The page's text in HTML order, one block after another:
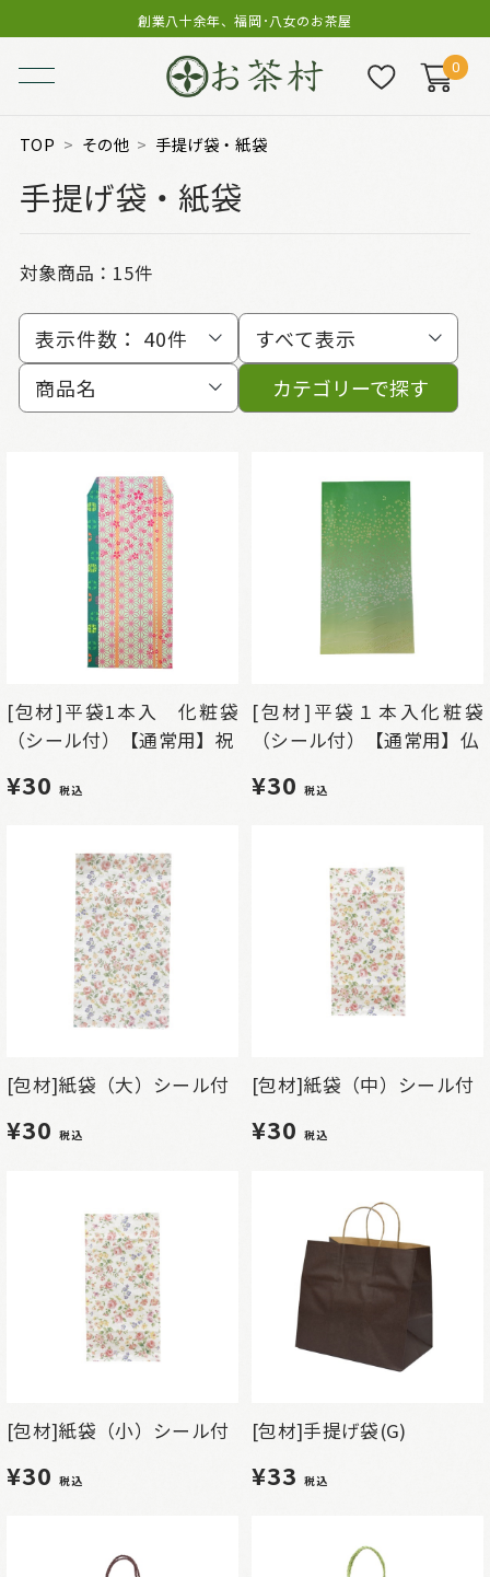
創業八十余年、福岡･八女のお茶屋
0
TOP その他 手提げ袋・紙袋
手提げ袋・紙袋
対象商品： 15件
表示件数： 40件
すべて表示
商品名
カテゴリーで探す
[包材]平袋1本入 化粧袋
（シール付）【通常用】祝
¥30税込
[包材]平袋１本入化粧袋
（シール付）【通常用】仏
¥30税込
[包材]紙袋（大）シール付
¥30税込
[包材]紙袋（中）シール付
¥30税込
[包材]紙袋（小）シール付
¥30税込
[包材]手提げ袋(G)
¥33税込